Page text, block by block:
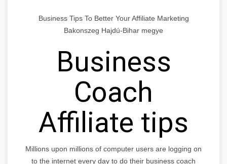
Business Tips To Better Your Affiliate Marketing
Bakonszeg Hajdú-Bihar megye
Business
Coach
Affiliate tips
Millions upon millions of computer users are logging on
to the internet every day to do their business coach